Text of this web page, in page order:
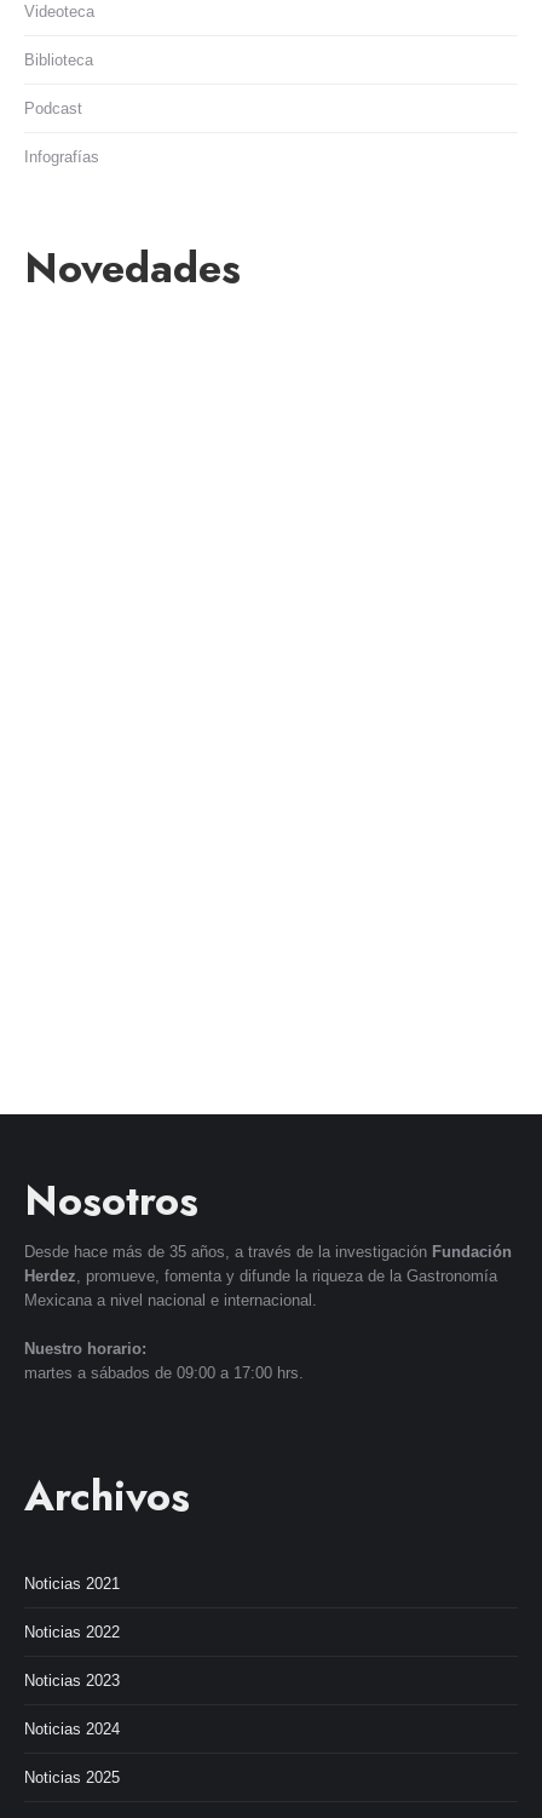
Videoteca
Biblioteca
Podcast
Infografías
Novedades
Nosotros
Desde hace más de 35 años, a través de la investigación Fundación
Herdez , promueve, fomenta y difunde la riqueza de la Gastronomía
Mexicana a nivel nacional e internacional.
Nuestro horario:
martes a sábados de 09:00 a 17:00 hrs.
Archivos
Noticias 2021
Noticias 2022
Noticias 2023
Noticias 2024
Noticias 2025